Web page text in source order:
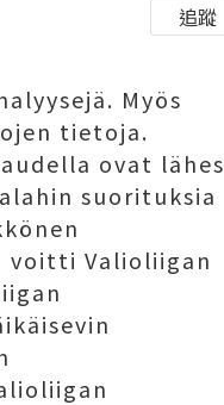
追蹤
Myös
tietoja.
ovat lähes
suorituksia
voitti Valioliigan